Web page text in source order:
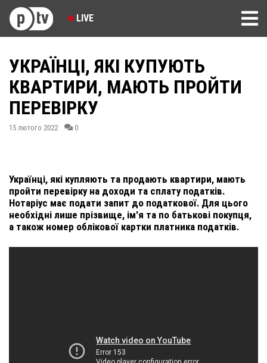
LIVE
УКРАЇНЦІ, ЯКІ КУПУЮТЬ
КВАРТИРИ, МАЮТЬ ПРОЙТИ
ПЕРЕВІРКУ
15 лютого 2022 0
Українці, які купляють та продають квартири, мають
пройти перевірку на доходи та сплату податків.
Нотаріус має подати запит до податкової. Для цього
необхідні лише прізвище, ім'я та по батькові покупця,
а також номер облікової картки платника податків.